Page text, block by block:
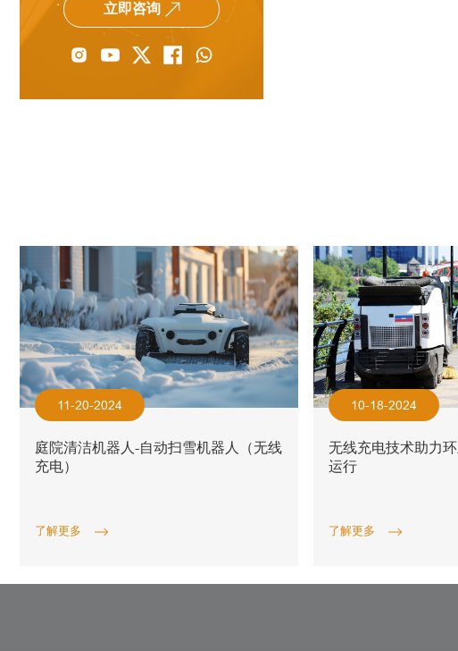
立即咨询
11-20-2024
庭院清洁机器人-自动扫雪机器人（无线
充电）
了解更多
10-18-2024
无线充电技术助力
运行
了解更多